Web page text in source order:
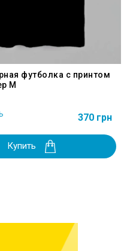
футболка с принтом
M
370 грн
Купить